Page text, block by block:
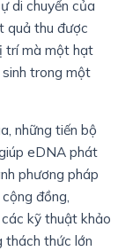
di chuyển của
quả thu được
trí mà một hạt
trong một
những tiến bộ
eDNA phát
phương pháp
đồng,
kỹ thuật khảo
thách thức lớn